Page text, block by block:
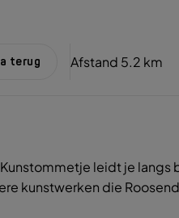
terug Afstand 5.2 km
leidt je langs
kunstwerken die